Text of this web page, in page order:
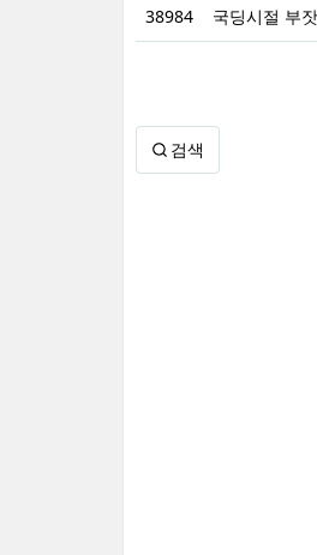
38984 국딩시절 부
검색